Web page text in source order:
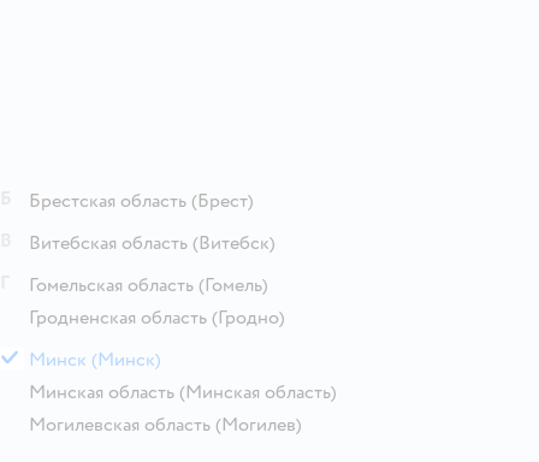
Брестская область (Брест)
Витебская область (Витебск)
Гомельская область (Гомель)
Гродненская область (Гродно)
М Минск (Минск)
Минская область (Минская область)
Могилевская область (Могилев)